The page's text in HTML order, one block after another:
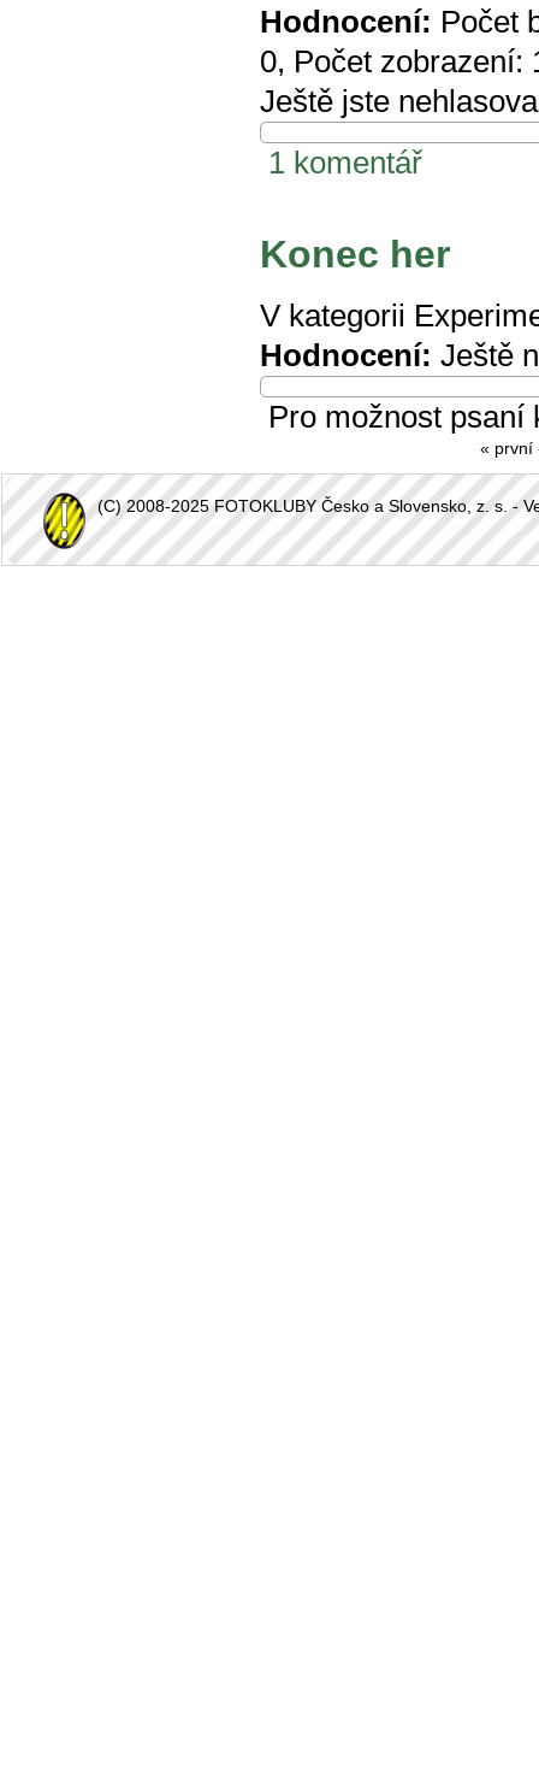
Hodnocení: Počet
0, Počet zobrazení:
Ještě jste
1 komentář
Konec her
V kategorii
Hodnocení: Ještě
Pro možnost
« první
(C) 2008-2025 FOTOKLUBY Česko a Slovensko, z. s. -